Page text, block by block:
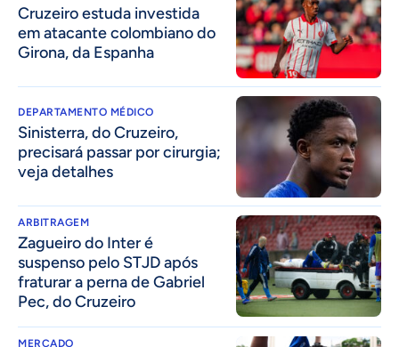
Cruzeiro estuda investida
em atacante colombiano do
Girona, da Espanha
DEPARTAMENTO MÉDICO
Sinisterra, do Cruzeiro,
precisará passar por cirurgia;
veja detalhes
ARBITRAGEM
Zagueiro do Inter é
suspenso pelo STJD após
fraturar a perna de Gabriel
Pec, do Cruzeiro
MERCADO